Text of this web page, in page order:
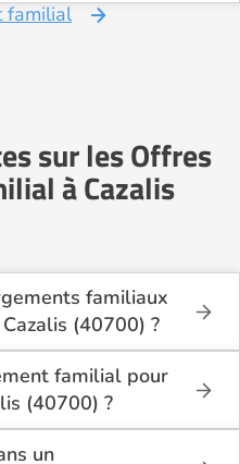
familial
sur les Offres
à Cazalis
familiaux
(40700) ?
on recense actuellement
personnes âgées à
de vie chaleureux et
souhaitant vivre
familial pour
(40700) ?
à une personne âgée
d’un accueillant familial
un